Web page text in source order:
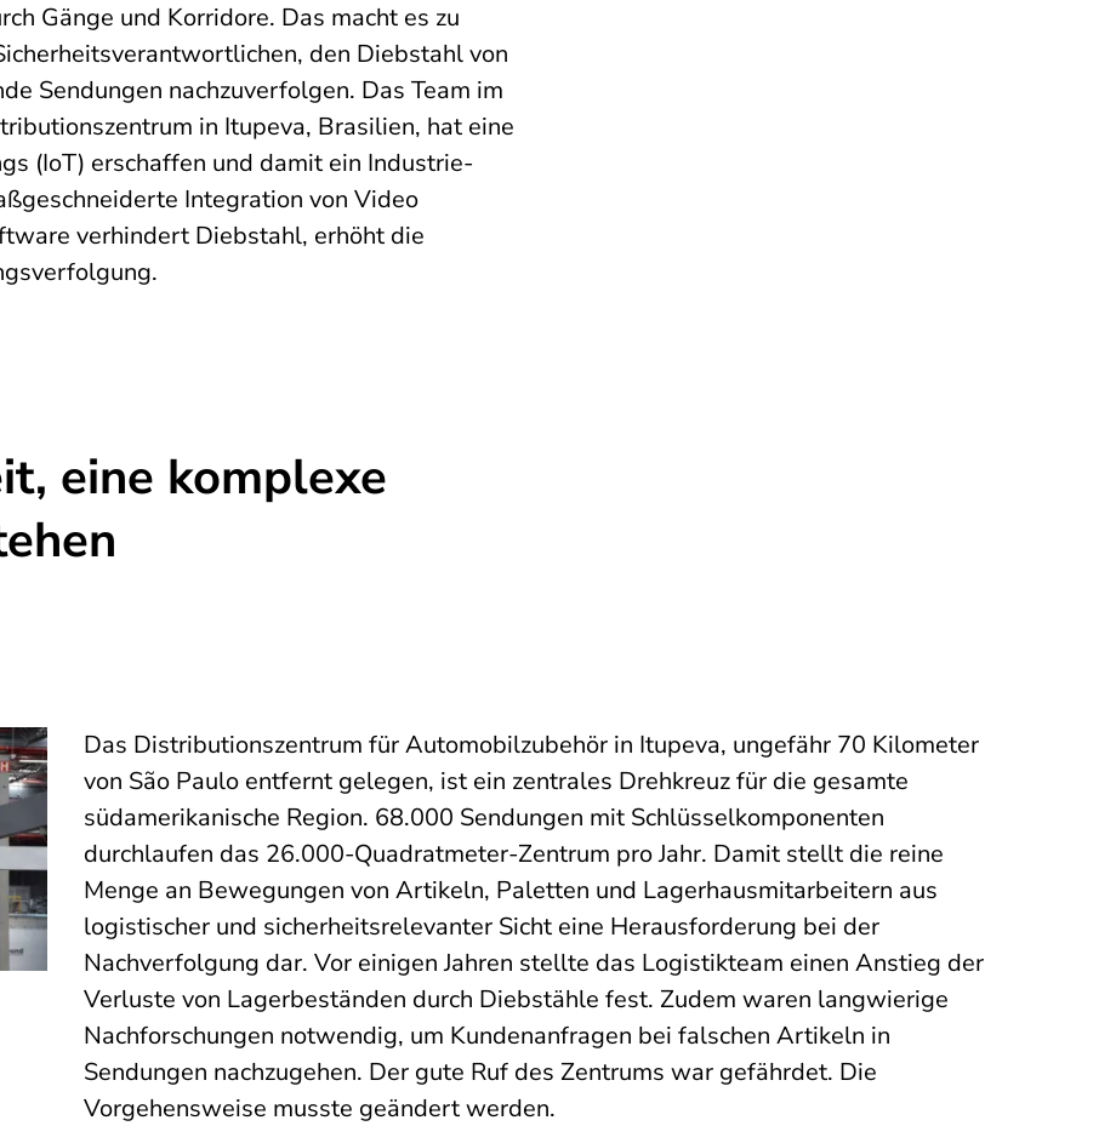
Gänge und Korridore. Das macht es zu
den Diebstahl von
Sendungen nachzuverfolgen. Das Team im
in Itupeva, Brasilien, hat eine
(IoT) erschaffen und damit ein Industrie-
Integration von Video
verhindert Diebstahl, erhöht die
eine komplexe
Das Distributionszentrum für Automobilzubehör in Itupeva, ungefähr 70 Kilometer
von São Paulo entfernt gelegen, ist ein zentrales Drehkreuz für die gesamte
südamerikanische Region. 68.000 Sendungen mit Schlüsselkomponenten
durchlaufen das 26.000-Quadratmeter-Zentrum pro Jahr. Damit stellt die reine
Menge an Bewegungen von Artikeln, Paletten und Lagerhausmitarbeitern aus
logistischer und sicherheitsrelevanter Sicht eine Herausforderung bei der
Nachverfolgung dar. Vor einigen Jahren stellte das Logistikteam einen Anstieg der
Verluste von Lagerbeständen durch Diebstähle fest. Zudem waren langwierige
Nachforschungen notwendig, um Kundenanfragen bei falschen Artikeln in
Sendungen nachzugehen. Der gute Ruf des Zentrums war gefährdet. Die
Vorgehensweise musste geändert werden.